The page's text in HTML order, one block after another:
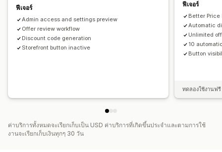
ฟีเจอร์
Admin access and settings preview
Offer review workflow
Discount code generation
Storefront button inactive
ฟีเจอร์
Better Price
Automatic
Unlimited
10
Button
ทดลองใช้งานฟ
ค่าบริการทั้งหมดจะเรียกเก็บเป็น USD ค่าบริการที่เกิดขึ้นประจำและตามการใช้
งานจะเรียกเก็บเงินทุกๆ 30 วัน